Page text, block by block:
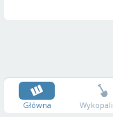
Główna